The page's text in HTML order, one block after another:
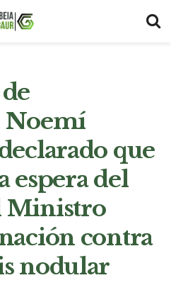
Noemí
que
espera del
Ministro
contra
nodular